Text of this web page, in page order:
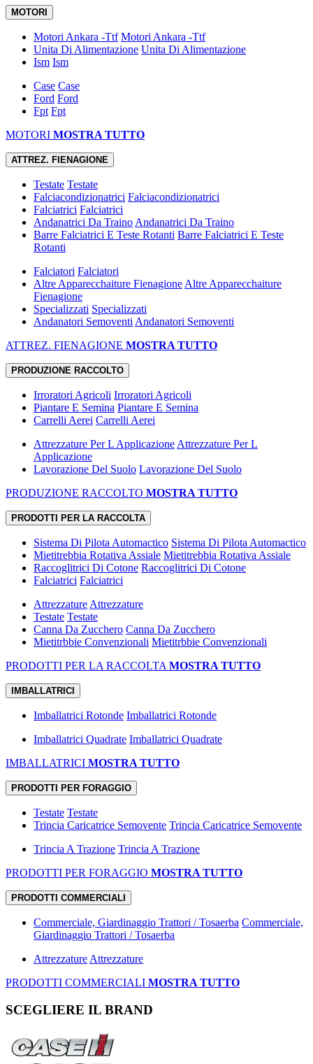
MOTORI
Motori Ankara -Ttf Motori Ankara -Ttf
Unita Di Alimentazione Unita Di Alimentazione
Ism Ism
Case Case
Ford Ford
Fpt Fpt
MOTORI MOSTRA TUTTO
ATTREZ. FIENAGIONE
Testate Testate
Falciacondizionatrici Falciacondizionatrici
Falciatrici Falciatrici
Andanatrici Da Traino Andanatrici Da Traino
Barre Falciatrici E Teste Rotanti Barre Falciatrici E Teste
Rotanti
Falciatori Falciatori
Altre Apparecchaiture Fienagione Altre Apparecchaiture
Fienagione
Specializzati Specializzati
Andanatori Semoventi Andanatori Semoventi
ATTREZ. FIENAGIONE MOSTRA TUTTO
PRODUZIONE RACCOLTO
Irroratori Agricoli Irroratori Agricoli
Piantare E Semina Piantare E Semina
Carrelli Aerei Carrelli Aerei
Attrezzature Per L Applicazione Attrezzature Per L
Applicazione
Lavorazione Del Suolo Lavorazione Del Suolo
PRODUZIONE RACCOLTO MOSTRA TUTTO
PRODOTTI PER LA RACCOLTA
Sistema Di Pilota Automactico Sistema Di Pilota Automactico
Mietitrebbia Rotativa Assiale Mietitrebbia Rotativa Assiale
Raccoglitrici Di Cotone Raccoglitrici Di Cotone
Falciatrici Falciatrici
Attrezzature Attrezzature
Testate Testate
Canna Da Zucchero Canna Da Zucchero
Mietitrbbie Convenzionali Mietitrbbie Convenzionali
PRODOTTI PER LA RACCOLTA MOSTRA TUTTO
IMBALLATRICI
Imballatrici Rotonde Imballatrici Rotonde
Imballatrici Quadrate Imballatrici Quadrate
IMBALLATRICI MOSTRA TUTTO
PRODOTTI PER FORAGGIO
Testate Testate
Trincia Caricatrice Semovente Trincia Caricatrice Semovente
Trincia A Trazione Trincia A Trazione
PRODOTTI PER FORAGGIO MOSTRA TUTTO
PRODOTTI COMMERCIALI
Commerciale, Giardinaggio Trattori / Tosaerba Commerciale,
Giardinaggio Trattori / Tosaerba
Attrezzature Attrezzature
PRODOTTI COMMERCIALI MOSTRA TUTTO
SCEGLIERE IL BRAND